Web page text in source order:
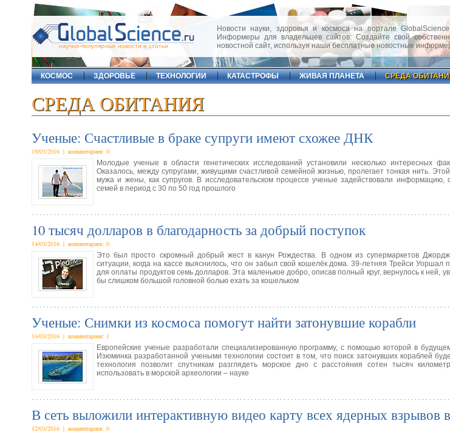
научно-популярные новости и статьи
Новости науки, здоровья и космоса на портале
Информеры для владельцев сайтов. Создайте свой
новостной сайт, используя наши бесплатные новостные
КОСМОС
ЗДОРОВЬЕ ТЕХНОЛОГИИ КАТАСТРОФЫ ЖИВАЯ ПЛАНЕТА СРЕДА
СРЕДА ОБИТАНИЯ
Ученые: Счастливые в браке супруги имеют схожее ДНК
19/03/2016 | комментариев: 0
Молодые ученые в области генетических исследований установили несколько интересных
Оказалось, между супругами, живущими счастливой семейной жизнью, пролегает тонкая нить.
мужа и жены, как супругов. В исследовательском процессе ученые задействовали
семей в период с 30 по 50 год прошлого
10 тысяч долларов в благодарность за добрый поступок
14/03/2016 | комментариев: 0
Это был просто скромный добрый жест в канун Рождества. В одном из супермаркетов
ситуации, когда на кассе выяснилось, что он забыл свой кошелёк дома. 39-летняя Трейси
для оплаты продуктов семь долларов. Эта маленькое добро, описав полный круг, вернулось к ней,
бы слишком большой головной болью ехать за кошельком
Ученые: Снимки из космоса помогут найти затонувшие корабли
14/03/2016 | комментариев: 1
Европейские ученые разработали специализированную программу, с помощью которой в
Изюминка разработанной учеными технологии состоит в том, что поиск затонувших кораблей
технология позволит спутникам разглядеть морское дно с расстояния сотен тысяч
использовать в морской археологии – науке
В сеть выложили интерактивную видео карту всех ядерных взрывов
12/03/2016 | комментариев: 0